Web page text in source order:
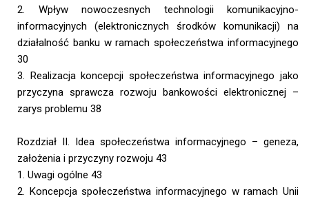
2. Wpływ nowoczesnych technologii komunikacyjno-
informacyjnych (elektronicznych środków komunikacji) na
działalność banku w ramach społeczeństwa informacyjnego
30
3. Realizacja koncepcji społeczeństwa informacyjnego jako
przyczyna sprawcza rozwoju bankowości elektronicznej –
zarys problemu 38
Rozdział II. Idea społeczeństwa informacyjnego – geneza,
założenia i przyczyny rozwoju 43
1. Uwagi ogólne 43
2. Koncepcja społeczeństwa informacyjnego w ramach Unii